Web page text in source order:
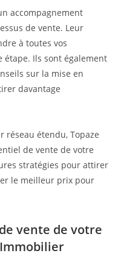
accompagnement
de vente. Leur
à toutes vos
étape. Ils sont également
sur la mise en
davantage
réseau étendu, Topaze
de vente de votre
stratégies pour attirer
le meilleur prix pour
vente de votre